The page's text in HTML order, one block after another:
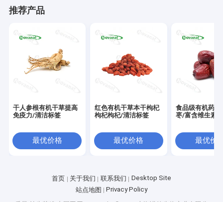
推荐产品
干人参根有机干草提高
免疫力/清洁标签
最优价格
红色有机干草本干枸杞
枸杞枸杞/清洁标签
最优价格
食品级有机药材
枣/富含维生素
最优价
首页 关于我们 联系我们
Desktop Site
站点地图
Privacy Policy